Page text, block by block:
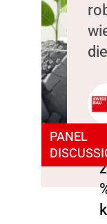
PANEL